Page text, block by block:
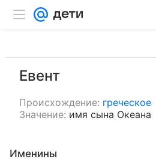
Евент
Происхождение: греческое
Значение: имя сына Океана
Именины